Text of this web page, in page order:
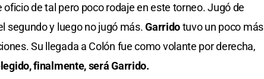
de tal pero poco rodaje en este torneo. Jugó de
segundo y luego no jugó más.Garridotuvo un poco más
Su llegada a Colón fue como volante por derecha,
finalmente, será Garrido.